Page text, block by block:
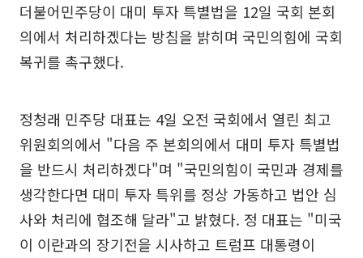
더불어민주당이 대미 투자 특별법을 12일 국회 본회
의에서 처리하겠다는 방침을 밝히며 국민의힘에 국회
복귀를 촉구했다.
정청래 민주당 대표는 4일 오전 국회에서 열린 최고
위원회의에서 "다음 주 본회의에서 대미 투자 특별법
을 반드시 처리하겠다"며 "국민의힘이 국민과 경제를
생각한다면 대미 투자 특위를 정상 가동하고 법안 심
사와 처리에 협조해 달라"고 밝혔다. 정 대표는 "미국
이 이란과의 장기전을 시사하고 트럼프 대통령이